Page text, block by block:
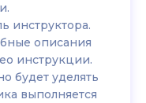
инструктора.
описания
инструкции.
будет уделять
выполняется